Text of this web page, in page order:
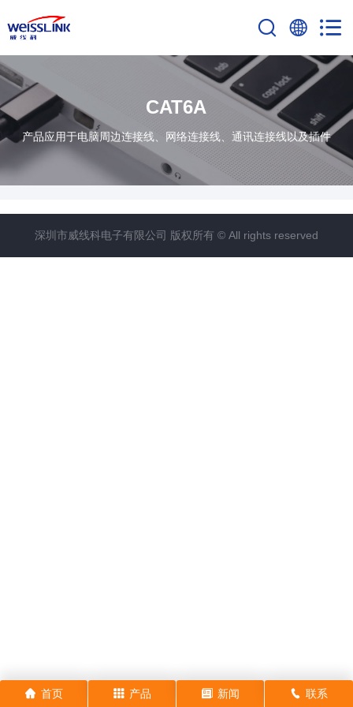
CAT6A
产品应用于电脑周边连接线、网络连接线、通讯连接线以及插件
深圳市威线科电子有限公司 版权所有 © All rights reserved
首页 产品 新闻 联系